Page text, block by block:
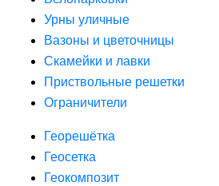
Урны уличные
Вазоны и цветочницы
Скамейки и лавки
Приствольные решетки
Ограничители
Георешётка
Геосетка
Геокомпозит